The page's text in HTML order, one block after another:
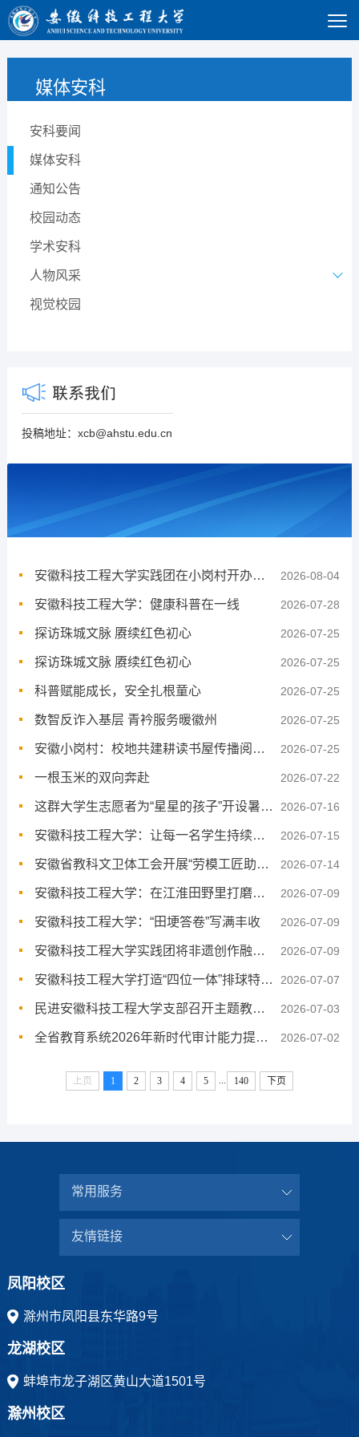
媒体安科
安科要闻
媒体安科
通知公告
校园动态
学术安科
人物风采
视觉校园
投稿地址：xcb@ahstu.edu.cn
安徽科技工程大学实践团在小岗村开办红色小主播培训 2026-08-04
安徽科技工程大学：健康科普在一线 2026-07-28
探访珠城文脉 赓续红色初心 2026-07-25
探访珠城文脉 赓续红色初心 2026-07-25
科普赋能成长，安全扎根童心 2026-07-25
数智反诈入基层 青衿服务暖徽州 2026-07-25
安徽小岗村：校地共建耕读书屋传播阅读文化 2026-07-25
一根玉米的双向奔赴 2026-07-22
这群大学生志愿者为“星星的孩子”开设暑期课堂 2026-07-16
安徽科技工程大学：让每一名学生持续受益于运动教育 2026-07-15
安徽省教科文卫体工会开展“劳模工匠助企行”专项活动 2026-07-14
安徽科技工程大学：在江淮田野里打磨过硬科研素养 2026-07-09
安徽科技工程大学：“田埂答卷”写满丰收 2026-07-09
安徽科技工程大学实践团将非遗创作融入法治宣教 2026-07-09
安徽科技工程大学打造“四位一体”排球特色育人体系 2026-07-07
民进安徽科技工程大学支部召开主题教育学习研讨会 2026-07-03
全省教育系统2026年新时代审计能力提升高研班在蚌埠举办 2026-07-02
上页 1 2 3 4 5 ... 140 下页
常用服务
友情链接
凤阳校区
滁州市凤阳县东华路9号
龙湖校区
蚌埠市龙子湖区黄山大道1501号
滁州校区